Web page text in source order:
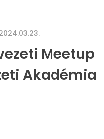
2024.03.23.
Meetup
Akadémia